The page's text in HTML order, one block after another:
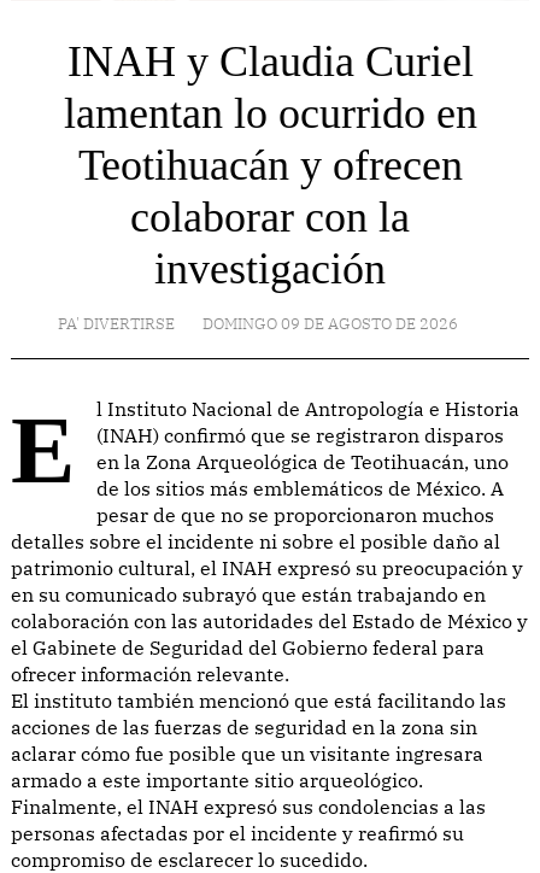
INAH y Claudia Curiel
lamentan lo ocurrido en
Teotihuacán y ofrecen
colaborar con la
investigación
PA' DIVERTIRSE DOMINGO 09 DE AGOSTO DE 2026
El Instituto Nacional de Antropología e Historia
(INAH) confirmó que se registraron disparos
en la Zona Arqueológica de Teotihuacán, uno
de los sitios más emblemáticos de México. A
pesar de que no se proporcionaron muchos
detalles sobre el incidente ni sobre el posible daño al
patrimonio cultural, el INAH expresó su preocupación y
en su comunicado subrayó que están trabajando en
colaboración con las autoridades del Estado de México y
el Gabinete de Seguridad del Gobierno federal para
ofrecer información relevante.
El instituto también mencionó que está facilitando las
acciones de las fuerzas de seguridad en la zona sin
aclarar cómo fue posible que un visitante ingresara
armado a este importante sitio arqueológico.
Finalmente, el INAH expresó sus condolencias a las
personas afectadas por el incidente y reafirmó su
compromiso de esclarecer lo sucedido.